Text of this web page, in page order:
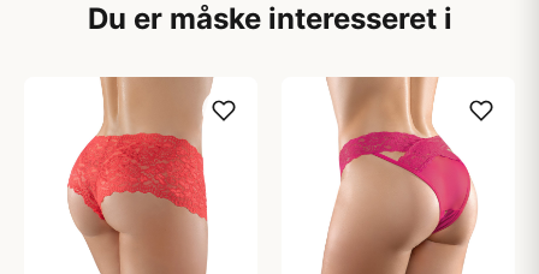
Du er måske interesseret i